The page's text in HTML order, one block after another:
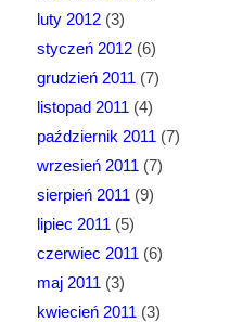
luty 2012(3)
styczeń 2012(6)
grudzień 2011 (7)
listopad 2011 (4)
październik 2011 (7)
wrzesień 2011 (7)
sierpień 2011 (9)
lipiec 2011 (5)
czerwiec 2011 (6)
maj 2011 (3)
kwiecień 2011 (3)